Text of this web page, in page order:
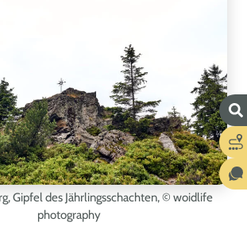
Gipfel des Jährlingsschachten,© woidlife
photography